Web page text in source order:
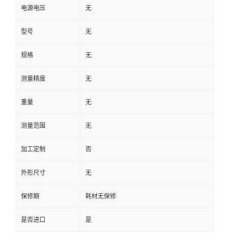
电源电压 无
型号 无
规格 无
测量精度 无
重量 无
测量范围 无
加工定制 否
外形尺寸 无
保修期 耗材无保修
是否进口 是